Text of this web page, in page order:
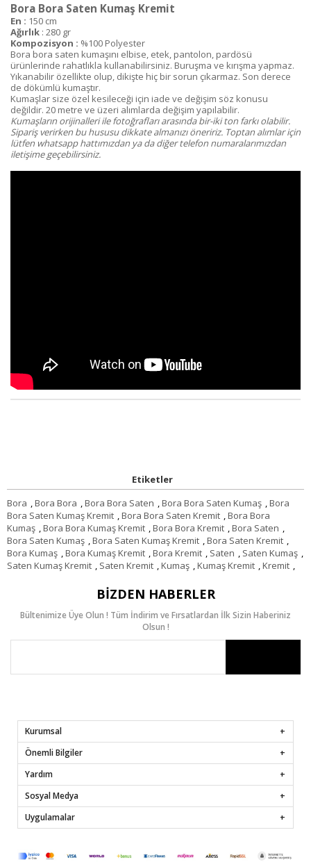
Bora Bora Saten Kumaş Kremit
En : 150 cm
Ağırlık : 280 gr
Kompozisyon : %100 Polyester
Bora bora saten kumaşını elbise, etek, pantolon, pardösü
ürünlerinde rahatlıkla kullanabilirsiniz. Buruşma ve kırışma yapmaz.
Yıkanabilir özellikte olup, dikişte hiç bir sorun çıkarmaz. Son derece
de dökümlü kumaştır.
Kumaşlar size özel kesileceği için iade ve değişim söz konusu
değildir. 20 metre ve üzeri alımlarda değişim yapılabilir.
Kumaşların orijinalleri ile fotoğrafları arasında bir-iki ton farkı olabilir.
Sipariş verirken bu hususu dikkate almanızı öneririz. Toptan alımlar için
lütfen whatsapp hattımızdan ya da diğer telefon numaralarımızdan
iletişime geçebilirsiniz.
Etiketler
Bora ,Bora Bora ,Bora Bora Saten ,Bora Bora Saten Kumaş ,Bora
Bora Saten Kumaş Kremit ,Bora Bora Saten Kremit ,Bora Bora
Kumaş ,Bora Bora Kumaş Kremit ,Bora Bora Kremit ,Bora Saten ,
Bora Saten Kumaş ,Bora Saten Kumaş Kremit ,Bora Saten Kremit ,
Bora Kumaş ,Bora Kumaş Kremit ,Bora Kremit , Saten , Saten Kumaş ,
Saten Kumaş Kremit , Saten Kremit ,Kumaş ,Kumaş Kremit ,Kremit ,
BIZDEN HABERLER
Bültenimize Üye Olun ! Tüm İndirim ve Fırsatlardan İlk Sizin Haberiniz
Olsun !
Kurumsal
Önemli Bilgiler
Yardım
Sosyal Medya
Uygulamalar